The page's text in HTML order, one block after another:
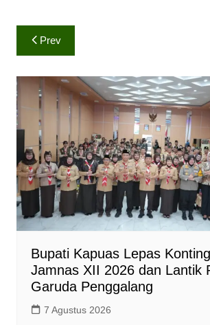
a
t
A
p
p
c
e
o
o
i
n
k
Navigasi
pos
Prev
Bupati Kapuas Lepas
Jamnas XII 2026 dan Lantik
Garuda Penggalang
7 Agustus 2026